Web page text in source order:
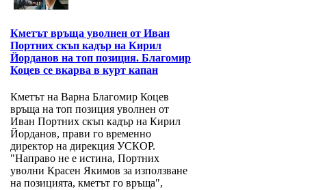
Кметът връща уволнен от Иван
Портних скъп кадър на Кирил
Йорданов на топ позиция. Благомир
Коцев се вкарва в курт капан
Кметът на Варна Благомир Коцев
връща на топ позиция уволнен от
Иван Портних скъп кадър на Кирил
Йорданов, прави го временно
директор на дирекция УСКОР.
"Направо не е истина, Портних
уволни Красен Якимов за използване
на позицията, кметът го връща",